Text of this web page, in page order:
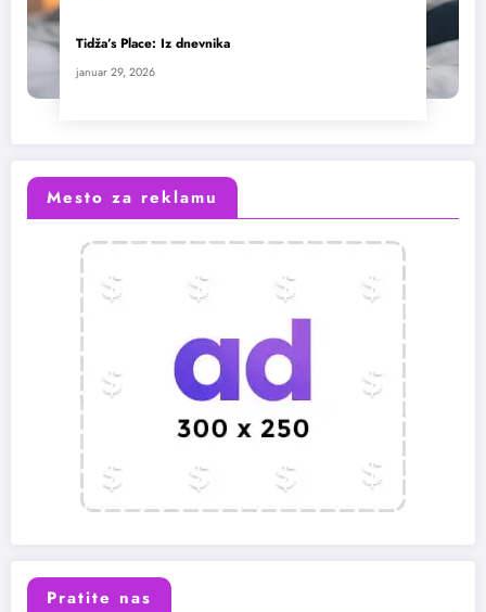
Tidža’s Place: Iz dnevnika
januar 29, 2026
Mesto za reklamu
Pratite nas